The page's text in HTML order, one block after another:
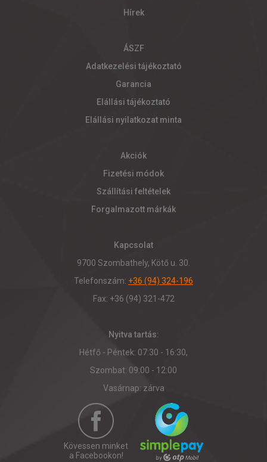
Hírek
ÁSZF
Adatkezelési tájékoztató
Garancia
Elállási tájékoztató
Elállási nyilatkozat minta
Akciók
Fizetési módok
Szállítási feltételek
Forgalmazott márkák
Kapcsolat
9700 Szombathely, Kötő u. 30.
Telefonszám: +36 (94) 324-196
Fax: +36 (94) 321-472
Nyitva tartás:
Hétfő - Péntek: 07:30 - 16:30,
Szombat: 09:00 - 12:00
Vasárnap: zárva
Kövessen minket
a Facebookon!